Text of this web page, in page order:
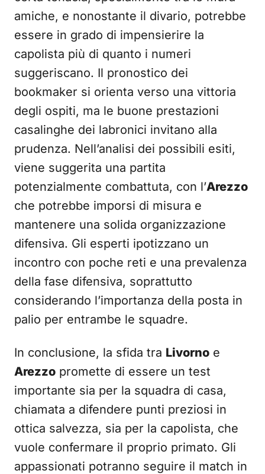
amiche, e nonostante il divario, potrebbe
essere in grado di impensierire la
capolista più di quanto i numeri
suggeriscano. Il pronostico dei
bookmaker si orienta verso una vittoria
degli ospiti, ma le buone prestazioni
casalinghe dei labronici invitano alla
prudenza. Nell’analisi dei possibili esiti,
viene suggerita una partita
potenzialmente combattuta, con l’Arezzo
che potrebbe imporsi di misura e
mantenere una solida organizzazione
difensiva. Gli esperti ipotizzano un
incontro con poche reti e una prevalenza
della fase difensiva, soprattutto
considerando l’importanza della posta in
palio per entrambe le squadre.
In conclusione, la sfida tra Livorno e
Arezzo promette di essere un test
importante sia per la squadra di casa,
chiamata a difendere punti preziosi in
ottica salvezza, sia per la capolista, che
vuole confermare il proprio primato. Gli
appassionati potranno seguire il match in